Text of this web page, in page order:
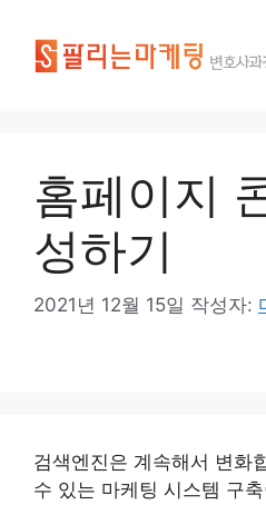
홈페이지
성하기
2021년 12월 15일 작성자:
검색엔진은 계속해서 변화
수 있는 마케팅 시스템 구